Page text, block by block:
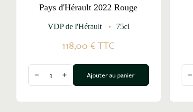
Pays d'Hérault 2022 Rouge
VDP de l'Hérault 75cl
118,00 €TTC
Diminuer la quantité
Augmenter la quantité
Ajouter au panier